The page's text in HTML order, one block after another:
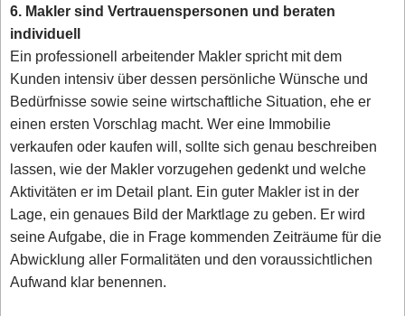
6. Makler sind Vertrauenspersonen und beraten
individuell
Ein professionell arbeitender Makler spricht mit dem
Kunden intensiv über dessen persönliche Wünsche und
Bedürfnisse sowie seine wirtschaftliche Situation, ehe er
einen ersten Vorschlag macht. Wer eine Immobilie
verkaufen oder kaufen will, sollte sich genau beschreiben
lassen, wie der Makler vorzugehen gedenkt und welche
Aktivitäten er im Detail plant. Ein guter Makler ist in der
Lage, ein genaues Bild der Marktlage zu geben. Er wird
seine Aufgabe, die in Frage kommenden Zeiträume für die
Abwicklung aller Formalitäten und den voraussichtlichen
Aufwand klar benennen.